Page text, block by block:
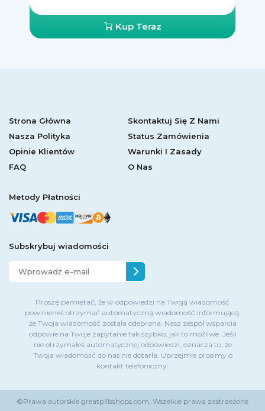
Kup Teraz
Strona Główna
Skontaktuj Się Z Nami
Nasza Polityka
Status Zamówienia
Opinie Klientów
Warunki I Zasady
FAQ
O Nas
Metody Płatności
Subskrybuj wiadomości
Proszę pamiętać, że w odpowiedzi na Twoją wiadomość
powinieneś otrzymać automatyczną wiadomość informującą,
że Twoja wiadomość została odebrana. Nasz zespół wsparcia
odpowie na Twoje zapytanie tak szybko, jak to możliwe. Jeśli
nie otrzymałeś automatycznej odpowiedzi, oznacza to, że
Twoja wiadomość do nas nie dotarła. Uprzejmie prosimy o
kontakt telefoniczny.
©Prawa autorskie greatpillsshops.com. Wszelkie prawa zastrzeżone